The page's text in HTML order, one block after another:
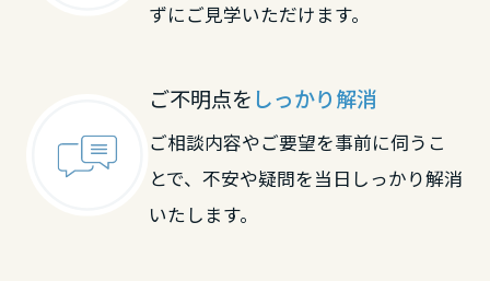
ずにご見学いただけます。
ご不明点を しっかり解消
ご相談内容やご要望を事前に伺うこ
とで、不安や疑問を当日しっかり解消
いたします。